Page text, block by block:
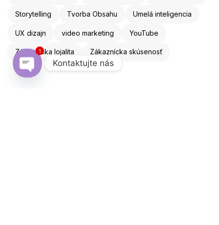
Storytelling Tvorba Obsahu Umelá inteligencia
UX dizajn video marketing YouTube
Zákaznícka lojalita Zákaznícka skúsenosť
Kontaktujte nás
1